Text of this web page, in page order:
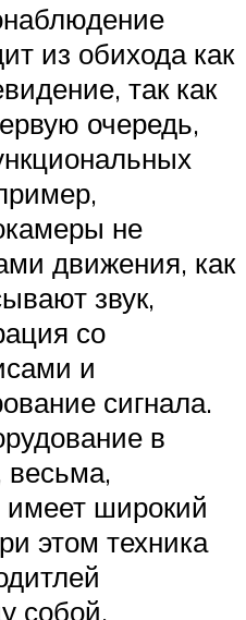
из обихода как
так как
очередь,
не
движения, как
звук,
со
и
сигнала.
в
весьма,
имеет широкий
этом техника
собой.